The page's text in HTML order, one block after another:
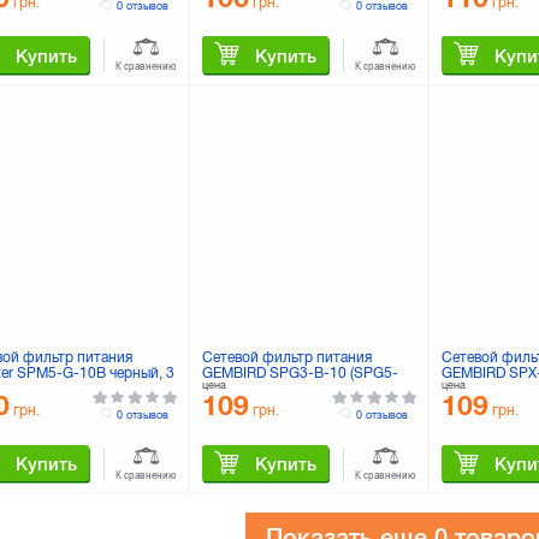
Купить
0 отзывов
К сравнению
Купить
0 отзывов
К сравнению
фильтр питания
SPM5-G-10B черный, 3
5 розеток
грн.
Купить
0 отзывов
К сравнению
Сетевой фильтр питания
GEMBIRD SPG3-B-10 (SPG5-
G-10B)
цена
109 грн.
Купить
0 отзывов
К сравнению
Сетевой
GEMBIRD
6G)
цена
109 грн.